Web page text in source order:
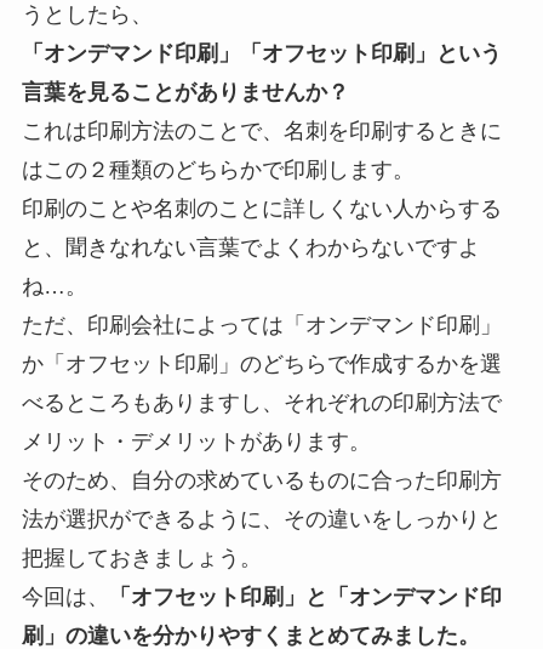
うとしたら、
「オンデマンド印刷」「オフセット印刷」という
言葉を見ることがありませんか？
これは印刷方法のことで、名刺を印刷するときに
はこの２種類のどちらかで印刷します。
印刷のことや名刺のことに詳しくない人からする
と、聞きなれない言葉でよくわからないですよ
ね…。
ただ、印刷会社によっては「オンデマンド印刷」
か「オフセット印刷」のどちらで作成するかを選
べるところもありますし、それぞれの印刷方法で
メリット・デメリットがあります。
そのため、自分の求めているものに合った印刷方
法が選択ができるように、その違いをしっかりと
把握しておきましょう。
今回は、
「オフセット印刷」と「オンデマンド印
刷」の違いを分かりやすくまとめてみました。